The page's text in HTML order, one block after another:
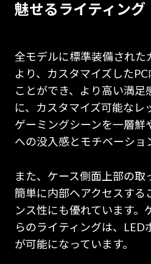
魅せるライティング
全モデルに標準装備された
より、カスタマイズした
ことができ、より高い満足
に、カスタマイズ可能なレ
ゲーミングシーンを一層鮮
への没入感とモチベーショ
また、ケース側面上部の取
簡単に内部へアクセスする
ンス性にも優れています。
らのライティングは、LED
が可能になっています。